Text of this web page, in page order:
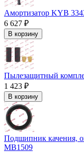
Амортизатор KYB
6 627 ₽
В корзину
Пылезащитный
1 423 ₽
В корзину
Подшипник качения,
MB1509